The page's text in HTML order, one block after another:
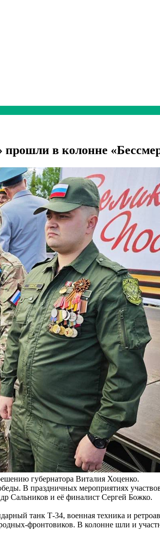
в колонне
губернатора Виталия Хоценко.
В праздничных мероприятиях
Сальников и её финалист Сергей Божко.
танк Т-34, военная техника и
фронтовиков. В колонне шли и